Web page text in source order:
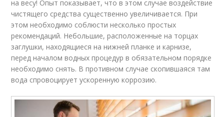
на весу! Опыт показывает, что в этом случае воздействие
чистящего средства существенно увеличивается. При
этом необходимо соблюсти несколько простых
рекомендаций. Небольшие, расположенные на торцах
заглушки, находящиеся на нижней планке и карнизе,
перед началом водных процедур в обязательном порядке
необходимо снять. В противном случае скопившаяся там
вода спровоцирует ускоренную коррозию.